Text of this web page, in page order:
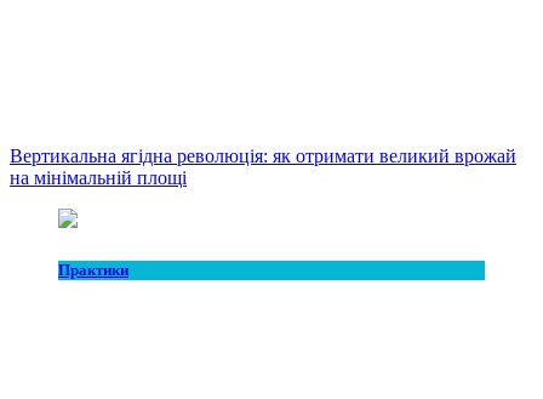
Вертикальна ягідна революція: як отримати великий врожай
на мінімальній площі
Практики